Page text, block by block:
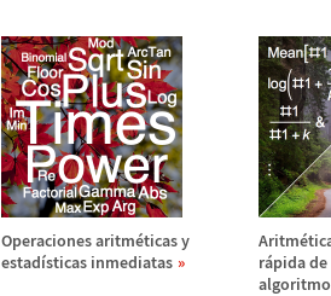
Operaciones aritméticas y
estadísticas inmediatas
Aritmé
rápida